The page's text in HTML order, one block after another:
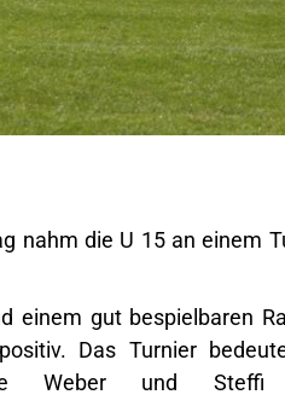
nahm die U 15 an einem
einem gut bespielbaren
Das Turnier
Weber und